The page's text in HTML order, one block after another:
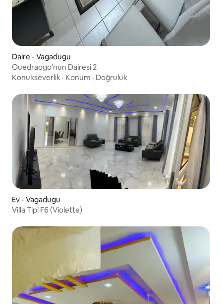
Daire - Vagadugu
Ouedraogo'nun Dairesi 2
Konukseverlik · Konum · Doğruluk
Ev - Vagadugu
Villa Tipi F6 (Violette)